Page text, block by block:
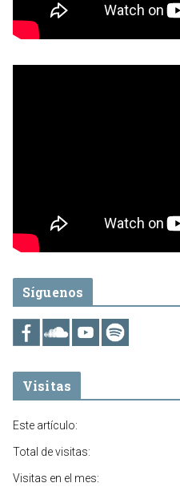
Síguenos
Visitas
Este artículo:
Total de visitas:
Visitas en el mes: